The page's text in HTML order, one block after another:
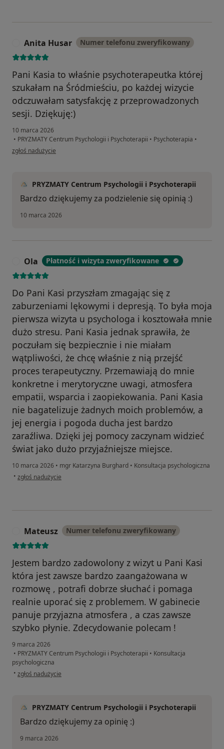
Anita Husar Numer telefonu zweryfikowany
Pani Kasia to właśnie psychoterapeutka której
szukałam na Śródmieściu, po każdej wizycie
odczuwałam satysfakcję z przeprowadzonych
sesji. Dziękuję:)
10 marca 2026
• PRYZMATY Centrum Psychologii i Psychoterapii • Psychoterapia •
w opinii użytkownika Anita Husar
zgłoś nadużycie
PRYZMATY Centrum Psychologii i Psychoterapii
Bardzo dziękujemy za podzielenie się opinią :)
10 marca 2026
Ola Płatność i wizyta zweryfikowane
Do Pani Kasi przyszłam zmagając się z
zaburzeniami lękowymi i depresją. To była moja
pierwsza wizyta u psychologa i kosztowała mnie
dużo stresu. Pani Kasia jednak sprawiła, że
poczułam się bezpiecznie i nie miałam
wątpliwości, że chcę właśnie z nią przejść
proces terapeutyczny. Przemawiają do mnie
konkretne i merytoryczne uwagi, atmosfera
empatii, wsparcia i zaopiekowania. Pani Kasia
nie bagatelizuje żadnych moich problemów, a
jej energia i pogoda ducha jest bardzo
zaraźliwa. Dzięki jej pomocy zaczynam widzieć
świat jako dużo przyjaźniejsze miejsce.
10 marca 2026 • mgr Katarzyna Burghard • Konsultacja psychologiczna
• w opinii użytkownika Ola
zgłoś nadużycie
Mateusz Numer telefonu zweryfikowany
Jestem bardzo zadowolony z wizyt u Pani Kasi
która jest zawsze bardzo zaangażowana w
rozmowę , potrafi dobrze słuchać i pomaga
realnie uporać się z problemem. W gabinecie
panuje przyjazna atmosfera , a czas zawsze
szybko płynie. Zdecydowanie polecam !
9 marca 2026
• PRYZMATY Centrum Psychologii i Psychoterapii • Konsultacja
psychologiczna
• w opinii użytkownika Mateusz
zgłoś nadużycie
PRYZMATY Centrum Psychologii i Psychoterapii
Bardzo dziękujemy za opinię :)
9 marca 2026